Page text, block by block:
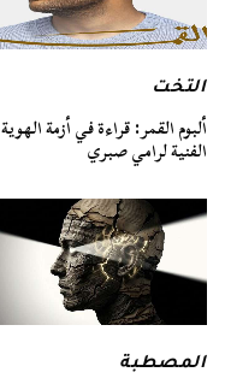
التخت
ألبوم القمر: قراءة في أزمة الهوية
الفنية لرامي صبري
المصطبة